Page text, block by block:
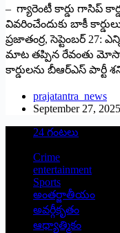
– గ్యారెంటీ కార్డు గాసిప్‌
వివరించేందుకు బాకీ
ప్రజాతంర్ర, సెప్టెంబర్‌
మాట తప్పిన రేవంతు
కార్డులను బీఆర్‌ఎస్‌
prajatantra_news
September 27, 2025
24 గంటలు
Crime
entertainment
Sports
అంతర్జాతీయం
అవర్గీకృతం
ఆధ్యాత్మికం